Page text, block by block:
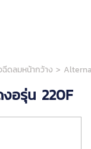
ดลมหน้ากว้าง >
อรุ่น 220F